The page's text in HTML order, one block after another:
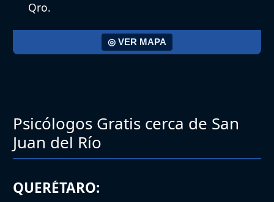
Qro.
◎ VER MAPA
Psicólogos Gratis cerca de San
Juan del Río
QUERÉTARO: